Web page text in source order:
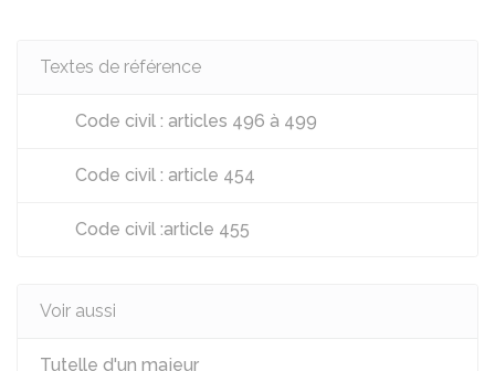
Textes de référence
Code civil : articles 496 à 499
Code civil : article 454
Code civil :article 455
Voir aussi
Tutelle d'un majeur